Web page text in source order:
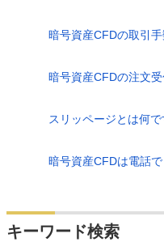
暗号資産CFDの取引
暗号資産CFDの注文受
スリッページとは何で
暗号資産CFDは電話
キーワード検索